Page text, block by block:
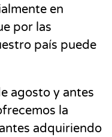
en
por las
país puede
agosto y antes
la
adquiriendo